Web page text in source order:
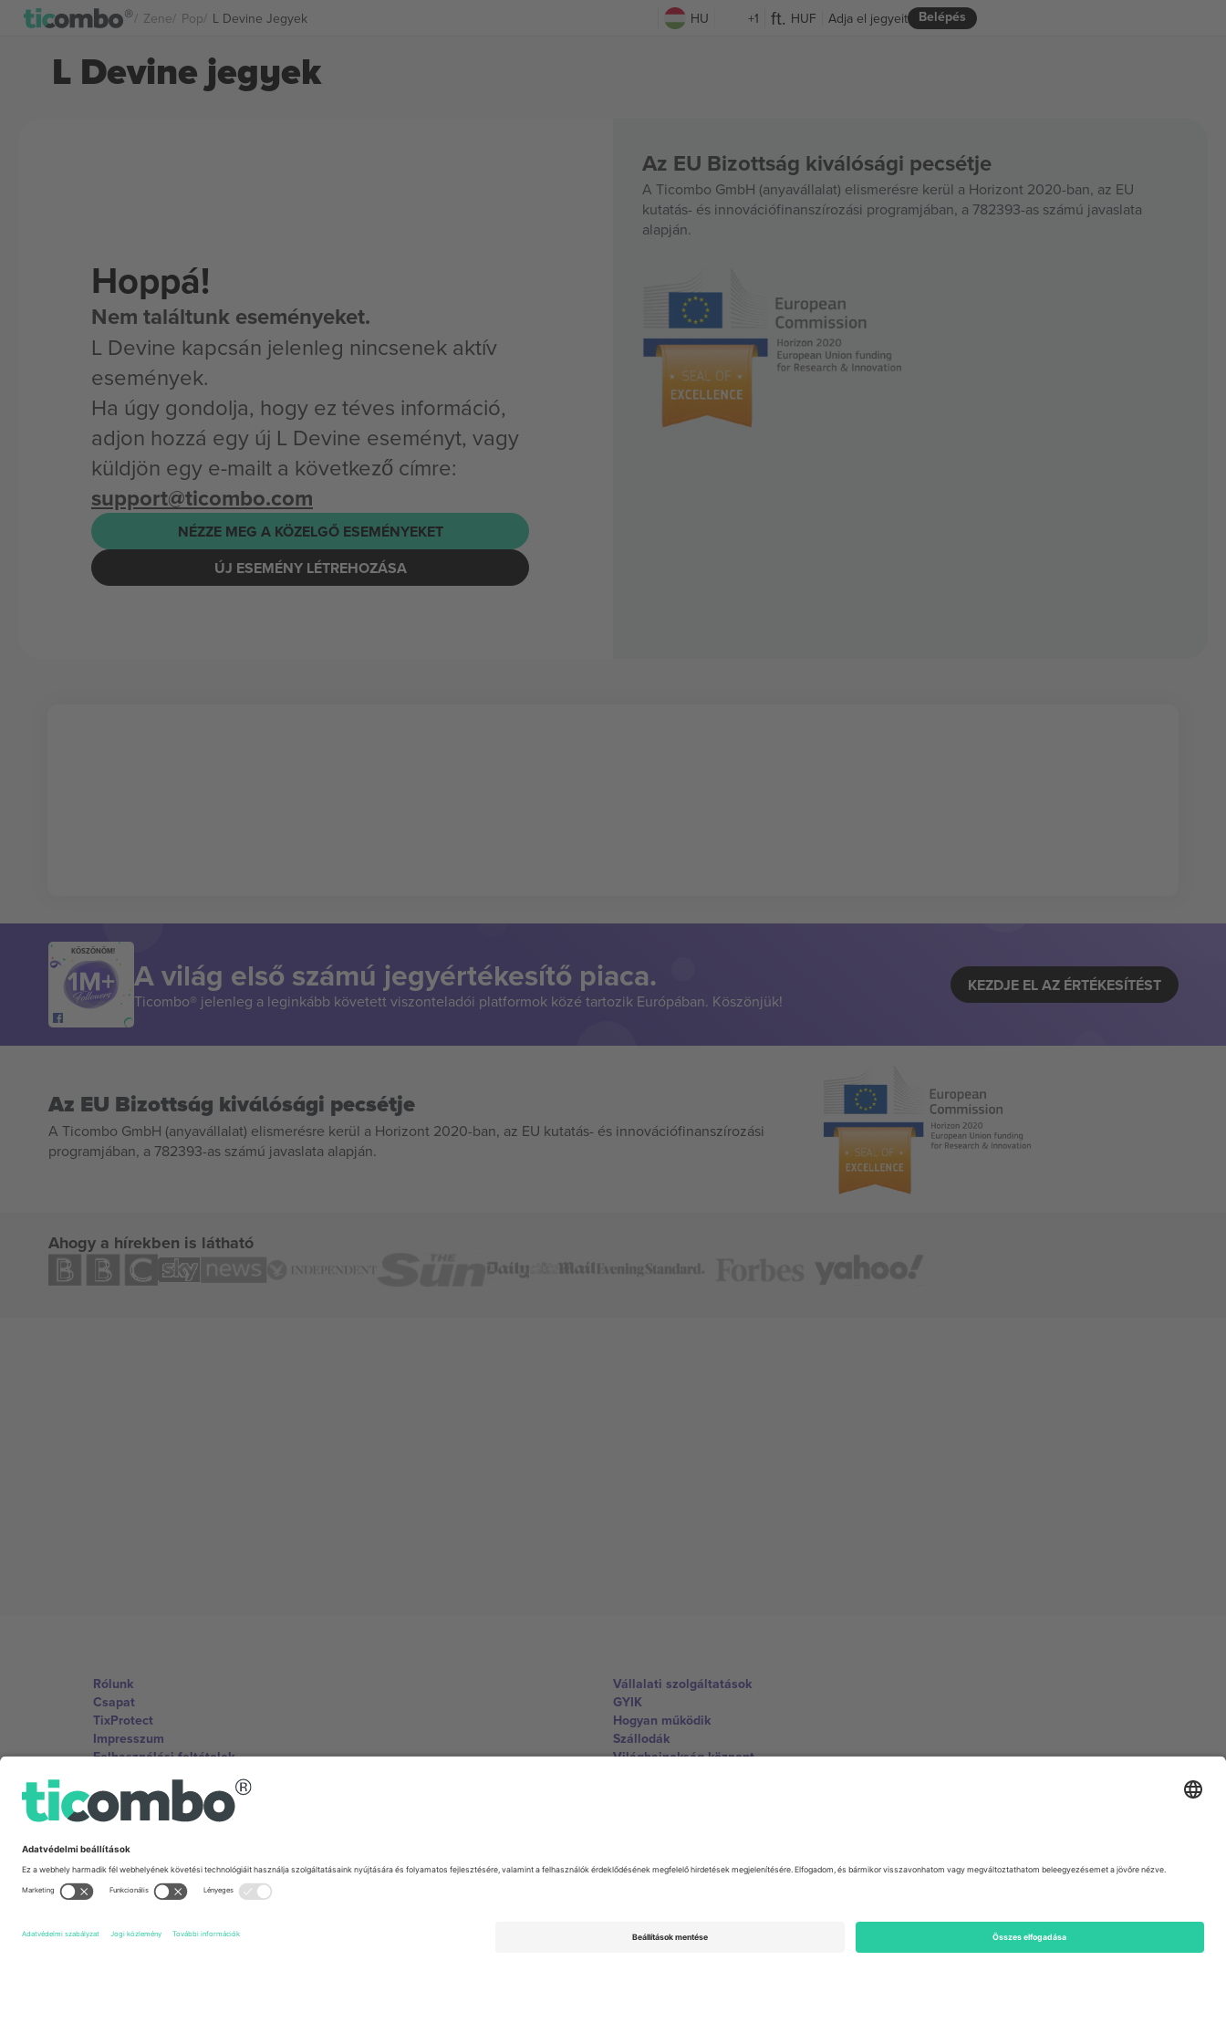
Zene Pop L Devine Jegyek HU +1 HUF Belépés
Adja el jegyeit
L Devine jegyek
Hoppá!
Nem találtunk eseményeket.
L Devine kapcsán jelenleg nincsenek aktív
események.
Ha úgy gondolja, hogy ez téves információ,
adjon hozzá egy új L Devine eseményt, vagy
küldjön egy e-mailt a következő címre:
support@ticombo.com
NÉZZE MEG A KÖZELGŐ ESEMÉNYEKET
ÚJ ESEMÉNY LÉTREHOZÁSA
Az EU Bizottság kiválósági pecsétje
A Ticombo GmbH (anyavállalat) elismerésre kerül a Horizont 2020-ban, az EU
kutatás- és innovációfinanszírozási programjában, a 782393-as számú javaslata
alapján.
KÖSZÖNÖM!
A világ első számú jegyértékesítő piaca.
Ticombo® jelenleg a leginkább követett viszonteladói platformok közé tartozik Európában. Köszönjük!
KEZDJE EL AZ ÉRTÉKESÍTÉST
Az EU Bizottság kiválósági pecsétje
A Ticombo GmbH (anyavállalat) elismerésre kerül a Horizont 2020-ban, az EU kutatás- és innovációfinanszírozási
programjában, a 782393-as számú javaslata alapján.
Ahogy a hírekben is látható
Rólunk
Csapat
TixProtect
Impresszum
Felhasználási feltételek
Partnerprogram
Vállalati szolgáltatások
GYIK
Hogyan működik
Szállodák
Világbajnokság központ